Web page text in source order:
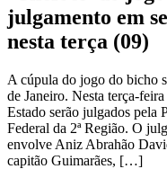
julgamento em
nesta terça (09)
A cúpula do jogo do bicho
de Janeiro. Nesta terça-
Estado serão julgados pela
Federal da 2ª Região. O
envolve Aniz Abrahão
capitão Guimarães, […]